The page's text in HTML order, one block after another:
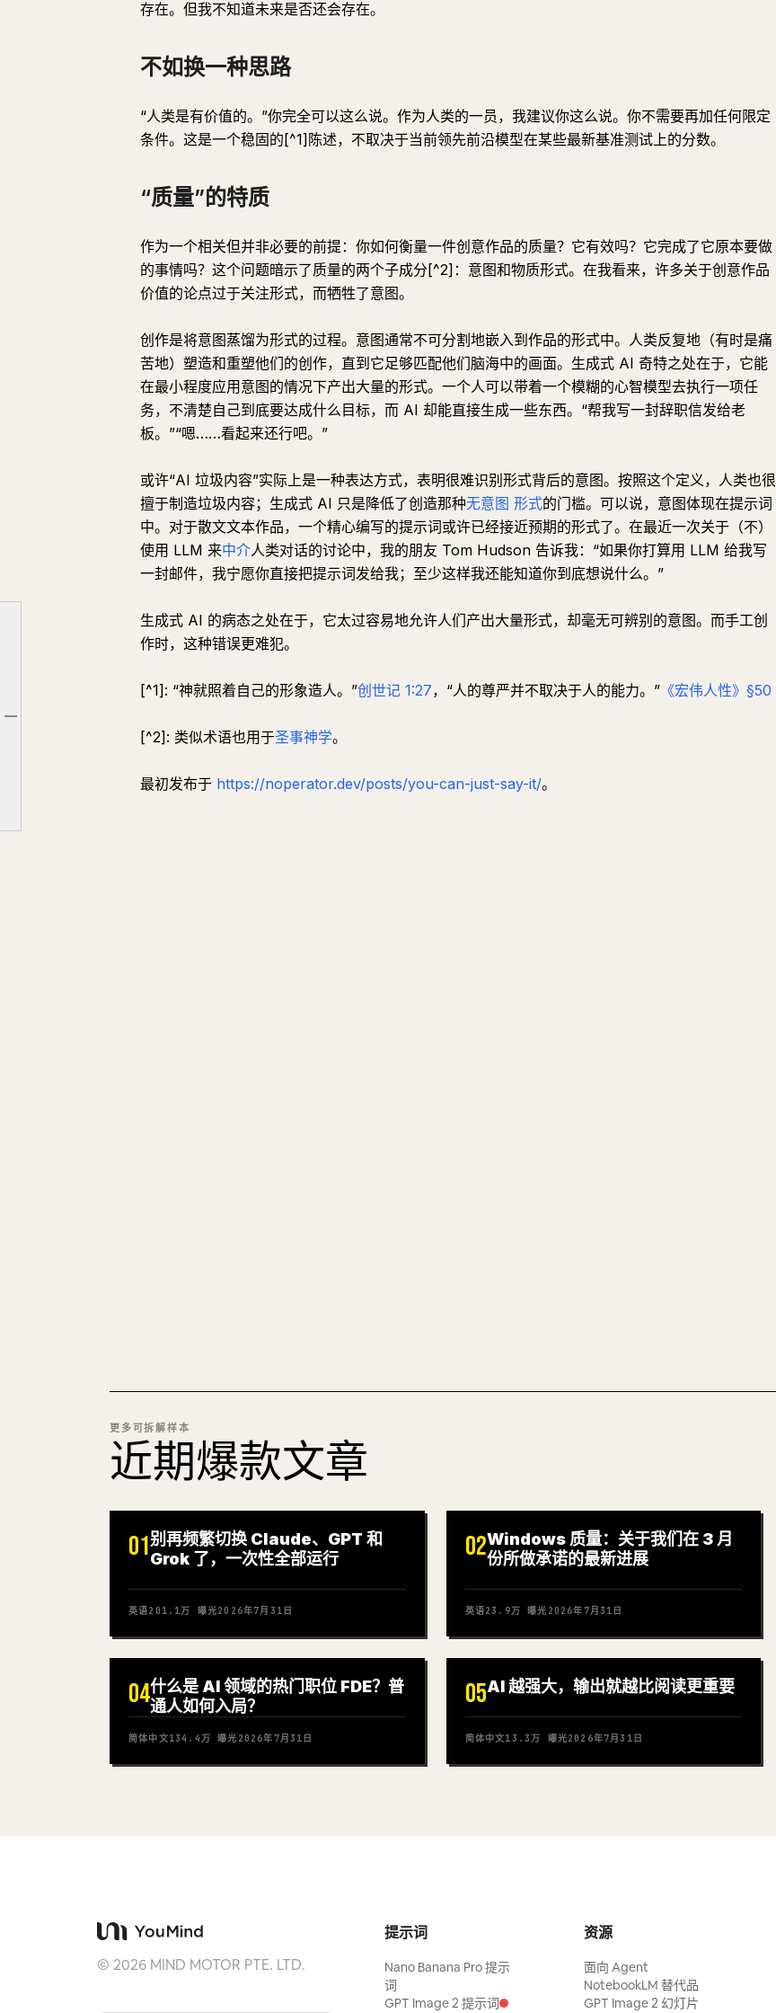
存在。但我不知道未来是否还会存在。
不如换一种思路
“人类是有价值的。”你完全可以这么说。作为人类的一员，我建议你这么说。你不需要再加任何限定
条件。这是一个稳固的[^1]陈述，不取决于当前领先前沿模型在某些最新基准测试上的分数。
“质量”的特质
作为一个相关但并非必要的前提：你如何衡量一件创意作品的质量？它有效吗？它完成了它原本要做
的事情吗？这个问题暗示了质量的两个子成分[^2]：意图和物质形式。在我看来，许多关于创意作品
价值的论点过于关注形式，而牺牲了意图。
创作是将意图蒸馏为形式的过程。意图通常不可分割地嵌入到作品的形式中。人类反复地（有时是痛
苦地）塑造和重塑他们的创作，直到它足够匹配他们脑海中的画面。生成式 AI 奇特之处在于，它能
在最小程度应用意图的情况下产出大量的形式。一个人可以带着一个模糊的心智模型去执行一项任
务，不清楚自己到底要达成什么目标，而 AI 却能直接生成一些东西。“帮我写一封辞职信发给老
板。”“嗯……看起来还行吧。”
或许“AI 垃圾内容”实际上是一种表达方式，表明很难识别形式背后的意图。按照这个定义，人类也很
擅于制造垃圾内容；生成式 AI 只是降低了创造那种无意图 形式的门槛。可以说，意图体现在提示词
中。对于散文文本作品，一个精心编写的提示词或许已经接近预期的形式了。在最近一次关于（不）
使用 LLM 来中介人类对话的讨论中，我的朋友 Tom Hudson 告诉我：“如果你打算用 LLM 给我写
一封邮件，我宁愿你直接把提示词发给我；至少这样我还能知道你到底想说什么。”
生成式 AI 的病态之处在于，它太过容易地允许人们产出大量形式，却毫无可辨别的意图。而手工创
作时，这种错误更难犯。
[^1]: “神就照着自己的形象造人。”创世记 1:27，“人的尊严并不取决于人的能力。” 《宏伟人性》§50
[^2]: 类似术语也用于圣事神学。
最初发布于 https://noperator.dev/posts/you-can-just-say-it/。
更多可拆解样本
近期爆款文章
01别再频繁切换 Claude、GPT 和
Grok 了，一次性全部运行
英语201.1万 曝光2026年7月31日
02Windows 质量：关于我们在 3 月
份所做承诺的最新进展
英语23.9万 曝光 2026年7月31日
04什么是 AI 领域的热门职位 FDE？普
通人如何入局？
简体中文134.4万 曝光 2026年7月31日
05AI 越强大，输出就越比阅读更重要
简体中文13.3万 曝光2026年7月31日
© 2026MIND MOTOR PTE. LTD.
提示词
Nano Banana Pro 提示
词
GPT Image 2 提示词
资源
面向 Agent
NotebookLM 替代品
GPT Image 2 幻灯片